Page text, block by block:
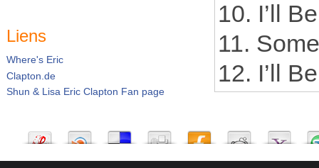
Liens
Where's Eric
Clapton.de
Shun & Lisa Eric Clapton Fan page
10. I’ll
11.
12. I’ll